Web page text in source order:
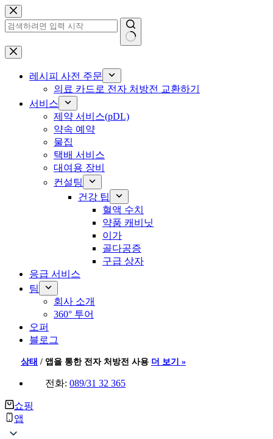
콘
텐
츠
로
건
결
레시피 사전 주문
의료 카드로 전자 처방전 교환하기
서비스
제약 서비스(pDL)
약속 예약
물집
택배 서비스
대여용 장비
컨설팅
건강 팁
혈액 수치
약품 캐비닛
이가
골다공증
구급 상자
응급 서비스
팀
회사 소개
360° 투어
오퍼
블로그
상태 / 앱을 통한 전자 처방전 사용 더 보기 »
전화: 089/31 32 365
쇼핑
앱